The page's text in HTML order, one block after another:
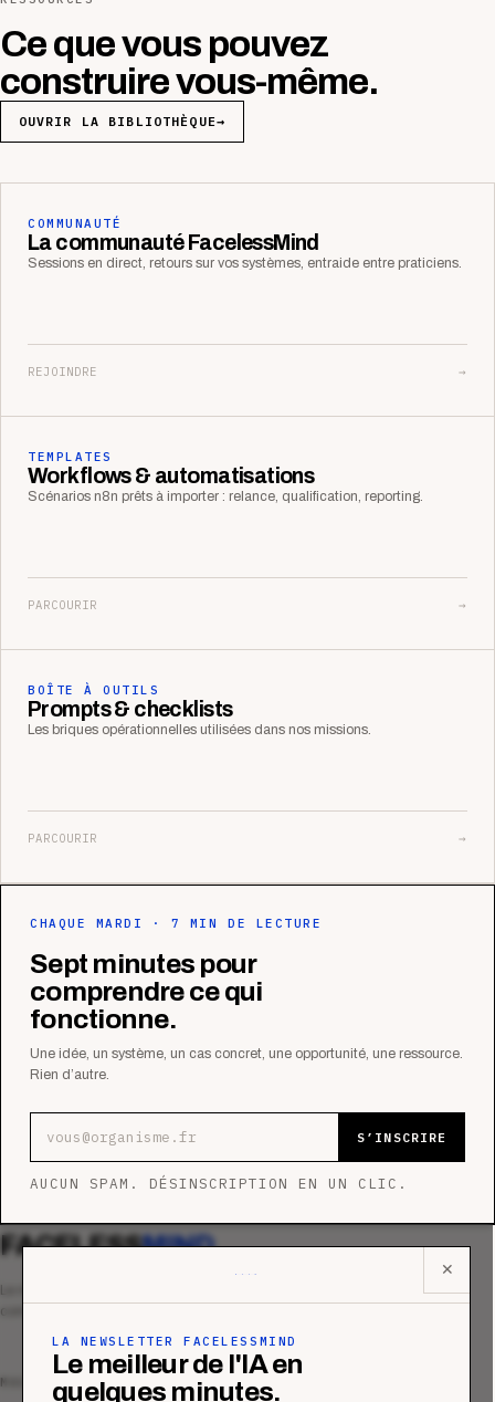
Ce que vous pouvez
construire vous-même.
OUVRIR LA BIBLIOTHÈQUE→
COMMUNAUTÉ
La communauté FacelessMind
Sessions en direct, retours sur vos systèmes, entraide entre praticiens.
REJOINDRE →
TEMPLATES
Workflows & automatisations
Scénarios n8n prêts à importer : relance, qualification, reporting.
PARCOURIR →
BOÎTE À OUTILS
Prompts & checklists
Les briques opérationnelles utilisées dans nos missions.
PARCOURIR →
CHAQUE MARDI · 7 MIN DE LECTURE
Sept minutes pour
comprendre ce qui
fonctionne.
Une idée, un système, un cas concret, une opportunité, une ressource.
Rien d’autre.
S’INSCRIRE
AUCUN SPAM. DÉSINSCRIPTION EN UN CLIC.
✕
LA NEWSLETTER FACELESSMIND
Le meilleur de l'IA en
quelques minutes.
FACELESSMIND
Le média qui mesurent la performance
commerciale des organismes de formation.
MAGAZINE